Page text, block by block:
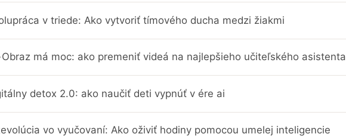
v triede: Ako vytvoriť tímového ducha medzi žiakmi
Obraz má moc: ako premeniť videá na najlepšieho učiteľského asistenta
detox 2.0: ako naučiť deti vypnúť v ére ai
vo vyučovaní: Ako oživiť hodiny pomocou umelej inteligencie